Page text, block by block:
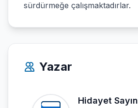
sürdürmeğe çalışmaktadırlar.
Yazar
Hidayet Sayın